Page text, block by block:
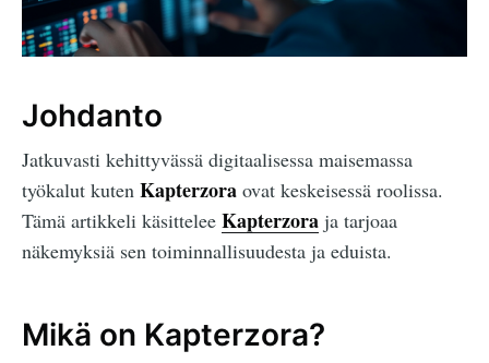
Johdanto
Jatkuvasti kehittyvässä digitaalisessa maisemassa
työkalut kuten Kapterzora ovat keskeisessä roolissa.
Tämä artikkeli käsittelee Kapterzora ja tarjoaa
näkemyksiä sen toiminnallisuudesta ja eduista.
Mikä on Kapterzora?